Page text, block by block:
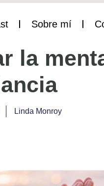
Sobre mí
la
Linda Monroy